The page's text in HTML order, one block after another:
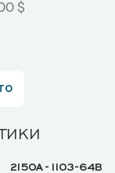
$
2150A-1103-64B